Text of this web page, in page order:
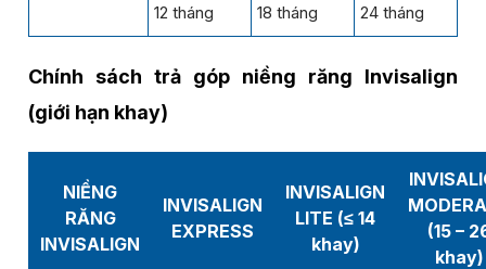
12 tháng
18 tháng
24 tháng
Chính sách trả góp niềng răng Invisalign
(giới hạn khay)
NIỀNG
RĂNG
INVISALIGN
INVISALIGN
EXPRESS
INVISALIGN
LITE (≤ 14
khay)
(15 –
khay)